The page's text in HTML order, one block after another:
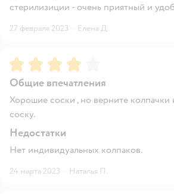
стерилизиции - очень приятный и
27 февраля 2023 · Елена Д.
Рейтинг:4
Общие впечатления
Хорошие соски , но верните колпачки
соску.
Недостатки
Нет индивидуальных колпаков.
24 марта 2023 · Наталья П.